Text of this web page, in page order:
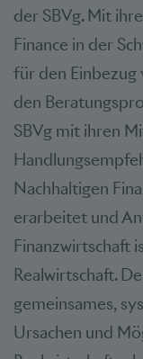
der SBVg. Mit
Finance in der
für den
den
SBVg mit ihren
Nachhaltigen
erarbeitet und
Finanzwirtschaft
Realwirtschaft.
gemeinsames,
Ursachen und